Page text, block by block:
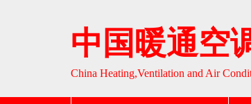
中国暖通空
China Heating,Ventilation and Air